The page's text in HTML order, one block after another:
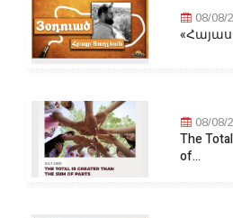
08/08/
08/08/
The
of...